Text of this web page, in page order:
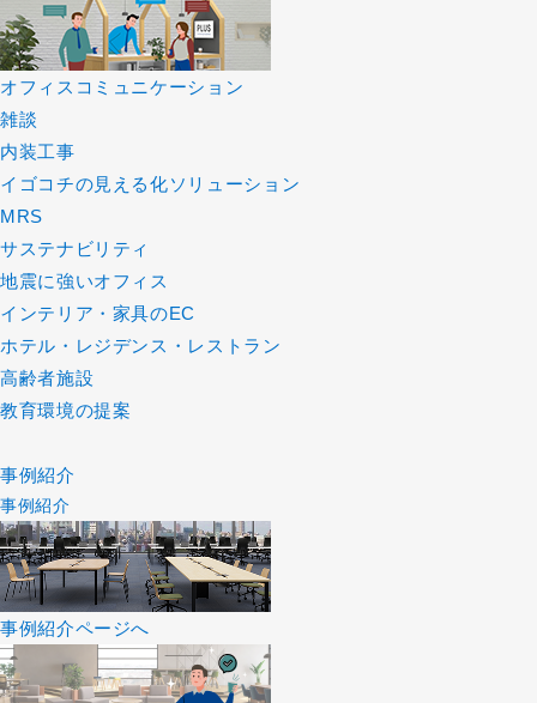
オフィスコミュニケーション
雑談
内装工事
イゴコチの見える化ソリューション
MRS
サステナビリティ
地震に強いオフィス
インテリア・家具のEC
ホテル・レジデンス・レストラン
高齢者施設
教育環境の提案
事例紹介
事例紹介
事例紹介ページへ